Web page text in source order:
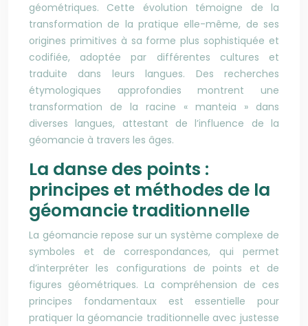
géométriques. Cette évolution témoigne de la
transformation de la pratique elle-même, de ses
origines primitives à sa forme plus sophistiquée et
codifiée, adoptée par différentes cultures et
traduite dans leurs langues. Des recherches
étymologiques approfondies montrent une
transformation de la racine « manteia » dans
diverses langues, attestant de l’influence de la
géomancie à travers les âges.
La danse des points :
principes et méthodes de la
géomancie traditionnelle
La géomancie repose sur un système complexe de
symboles et de correspondances, qui permet
d’interpréter les configurations de points et de
figures géométriques. La compréhension de ces
principes fondamentaux est essentielle pour
pratiquer la géomancie traditionnelle avec justesse